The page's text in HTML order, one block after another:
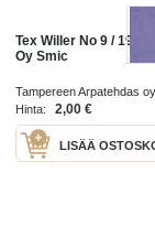
Tex Willer No 9 /
Oy Smic
Tampereen Arpatehdas
Hinta:
2,00 €
LISÄÄ